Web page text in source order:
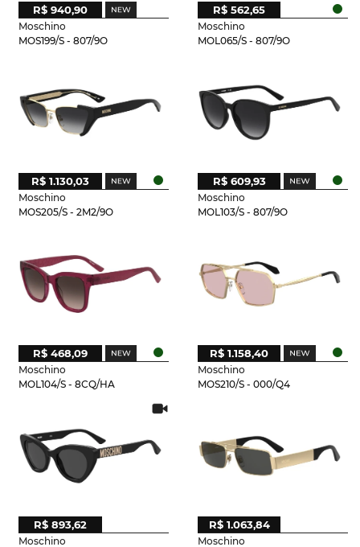
Moschino
MOS199/S - 807/9O
R$ 940,90
Moschino
MOL065/S - 807/9O
R$ 562,65
Moschino
MOS205/S - 2M2/9O
R$ 1.130,03
Moschino
MOL103/S - 807/9O
R$ 609,93
Moschino
MOL104/S - 8CQ/HA
R$ 468,09
Moschino
MOS210/S - 000/Q4
R$ 1.158,40
Moschino
R$ 893,62
Moschino
R$ 1.063,84